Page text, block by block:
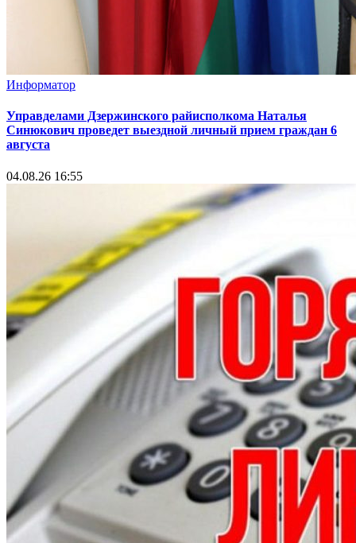
Информатор
Управделами Дзержинского райисполкома Наталья
Синюкович проведет выездной личный прием граждан 6
августа
04.08.26 16:55